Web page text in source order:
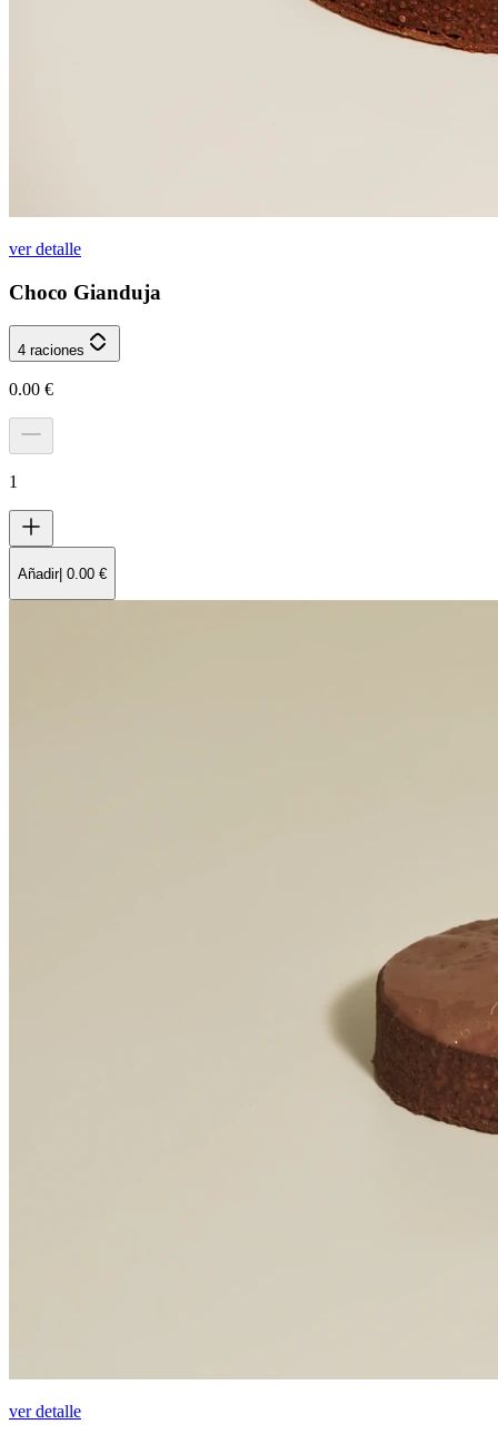
ver detalle
Choco Gianduja
4 raciones
0.00 €
1
Añadir| 0.00 €
ver detalle